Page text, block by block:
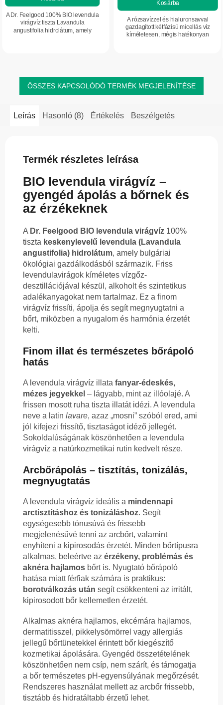
A Dr. Feelgood 100% BIO levendula
virágvíz tiszta Lavandula
angustifolia hidrolátum, amely
Kosárba
A rózsavízzel és hialuronsavval
gazdagított kétfázisú micellás víz
kíméletesen, mégis hatékonyan
ÖSSZES KAPCSOLÓDÓ TERMÉK MEGJELENÍTÉSE
Leírás Hasonló (8) Értékelés Beszélgetés
Termék részletes leírása
BIO levendula virágvíz –
gyengéd ápolás a bőrnek és
az érzékeknek
A Dr. Feelgood BIO levendula virágvíz 100%
tiszta keskenylevelű levendula (Lavandula
angustifolia) hidrolátum, amely bulgáriai
ökológiai gazdálkodásból származik. Friss
levendulavirágok kíméletes vízgőz-
desztillációjával készül, alkoholt és szintetikus
adalékanyagokat nem tartalmaz. Ez a finom
virágvíz frissíti, ápolja és segít megnyugtatni a
bőrt, miközben a nyugalom és harmónia érzetét
kelti.
Finom illat és természetes bőrápoló
hatás
A levendula virágvíz illata fanyar-édeskés,
mézes jegyekkel – lágyabb, mint az illóolajé. A
frissen mosott ruha tiszta illatát idézi. A levendula
neve a latin lavare, azaz „mosni” szóból ered, ami
jól kifejezi frissítő, tisztaságot idéző jellegét.
Sokoldalúságának köszönhetően a levendula
virágvíz a natúrkozmetikai rutin kedvelt része.
Arcbőrápolás – tisztítás, tonizálás,
megnyugtatás
A levendula virágvíz ideális a mindennapi
arctisztításhoz és tonizáláshoz. Segít
egységesebb tónusúvá és frissebb
megjelenésűvé tenni az arcbőrt, valamint
enyhíteni a kipirosodás érzetét. Minden bőrtípusra
alkalmas, beleértve az érzékeny, problémás és
aknéra hajlamos bőrt is. Nyugtató bőrápoló
hatása miatt férfiak számára is praktikus:
borotválkozás után segít csökkenteni az irritált,
kipirosodott bőr kellemetlen érzetét.
Alkalmas aknéra hajlamos, ekcémára hajlamos,
dermatitisszel, pikkelysömörrel vagy allergiás
jellegű bőrtünetekkel érintett bőr kiegészítő
kozmetikai ápolására. Gyengéd összetételének
köszönhetően nem csíp, nem szárít, és támogatja
a bőr természetes pH-egyensúlyának megőrzését.
Rendszeres használat mellett az arcbőr frissebb,
tisztább és hidratáltabb érzetű lehet.